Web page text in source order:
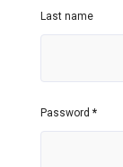
Last name
Password *